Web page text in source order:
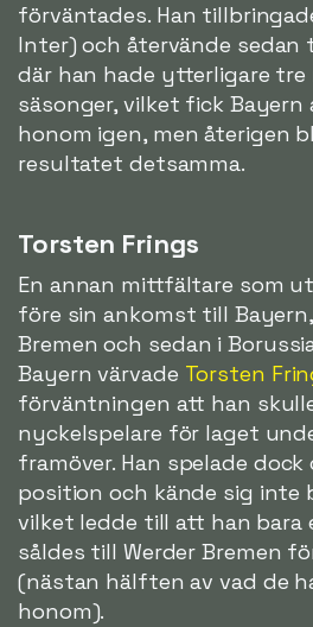
förväntades. Han
Inter) och återvände sedan
där han hade ytterligare
säsonger, vilket fick Bayern
honom igen, men återigen
resultatet detsamma.
Torsten Frings
En annan mittfältare som
före sin ankomst till
Bremen och sedan i
Bayern värvade Torsten
förväntningen att han
nyckelspelare för laget
framöver. Han spelade
position och kände sig inte
vilket ledde till att han bara
såldes till Werder Bremen
(nästan hälften av vad de
honom).